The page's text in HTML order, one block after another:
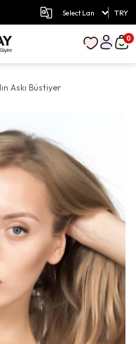
TRY
0
Askı Büstiyer